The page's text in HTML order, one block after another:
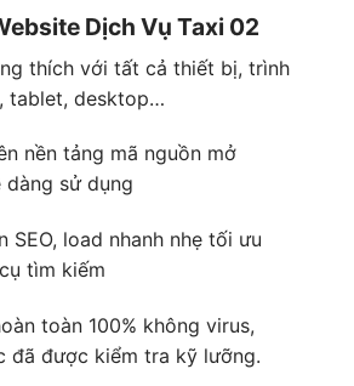
Dịch Vụ Taxi 02
thích với tất cả thiết bị, trình
tablet, desktop…
nền tảng mã nguồn mở
dàng sử dụng
SEO, load nhanh nhẹ tối ưu
tìm kiếm
toàn 100% không virus,
đã được kiểm tra kỹ lưỡng.